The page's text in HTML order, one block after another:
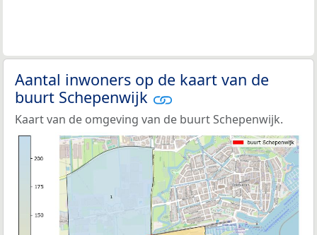
Aantal inwoners op de kaart van de
buurt Schepenwijk
Kaart van de omgeving van de buurt Schepenwijk.